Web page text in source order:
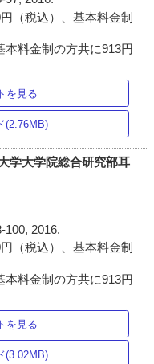
（税込）、基本料金制
料金制の方共に913円
を見る
(2.76MB)
学大学院総合研究部耳
100, 2016.
（税込）、基本料金制
料金制の方共に913円
を見る
(3.02MB)